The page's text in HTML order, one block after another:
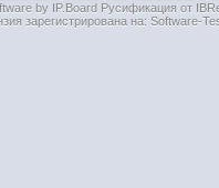
by IP.BoardРусификация от
зарегистрирована на: Software-